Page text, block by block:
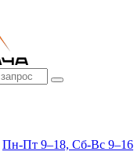
Пн-Пт 9–18, Сб-Вс 9–16